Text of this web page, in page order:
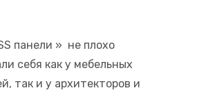
панели » не плохо
себя как у мебельных
так и у архитекторов и